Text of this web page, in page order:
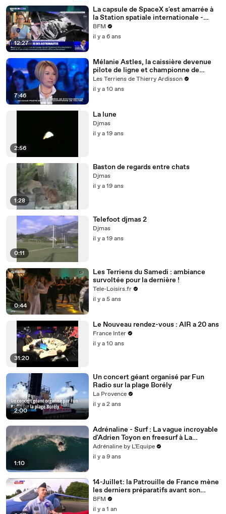
12:27
La capsule de SpaceX s'est amarrée à
la Station spatiale internationale -
31/05
BFM
il y a 6 ans
7:46
Mélanie Astles, la caissière devenue
pilote de ligne et championne de
voltige - Salut les Terriens du 21/05 -
CANAL +
Les Terriens de Thierry Ardisson
il y a 10 ans
2:56
La lune
Djmas
il y a 19 ans
1:28
Baston de regards entre chats
Djmas
il y a 19 ans
0:11
Telefoot djmas 2
Djmas
il y a 19 ans
0:44
Les Terriens du Samedi : ambiance
survoltée pour la dernière !
Tele-Loisirs.fr
il y a 5 ans
31:20
Le Nouveau rendez-vous : AIR a 20 ans
France Inter
il y a 10 ans
2:00
Un concert géant organisé par Fun
Radio sur la plage Borély
La Provence
il y a 2 ans
1:10
Adrénaline - Surf : La vague incroyable
d'Adrien Toyon en freesurf à La
Gravière
Adrénaline by L'Equipe
il y a 9 ans
14-Juillet: la Patrouille de France mène
les derniers préparatifs avant son
habituel show aérien
BFM
il y a 1 an